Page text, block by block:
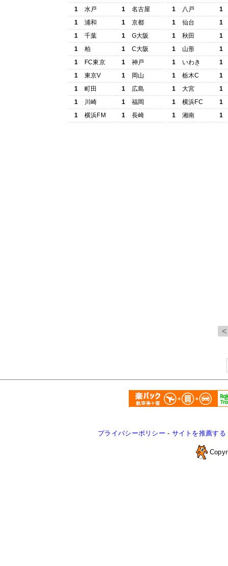
1
水戸 1
名古屋
1
浦和 1
京都
1
千葉 1
G大阪
1
柏 1
C大阪
1
FC東京 1
神戸
1
東京V 1
岡山
1
町田 1
広島
1
川崎 1
福岡
1
横浜FM 1 長崎
1
八戸
1
1
仙台
1
1
秋田
1
1
山形
1
1
いわき
1
1
栃木C
1
1
大宮
1
1
横浜FC
1
1
湘南 1
プライバシーポリシー - サイトを推薦する